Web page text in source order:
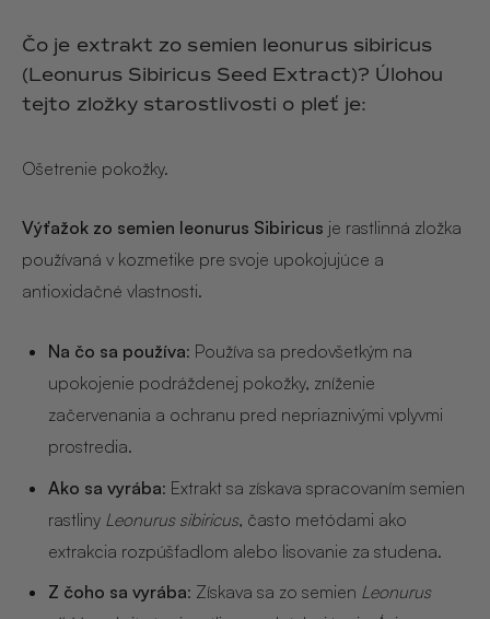
Čo je extrakt zo semien leonurus sibiricus
(Leonurus Sibiricus Seed Extract)? Úlohou
tejto zložky starostlivosti o pleť je:
Ošetrenie pokožky.
Výťažok zo semien leonurus Sibiricus je rastlinná zložka
používaná v kozmetike pre svoje upokojujúce a
antioxidačné vlastnosti.
Na čo sa používa: Používa sa predovšetkým na
upokojenie podráždenej pokožky, zníženie
začervenania a ochranu pred nepriaznivými vplyvmi
prostredia.
Ako sa vyrába: Extrakt sa získava spracovaním semien
rastliny Leonurus sibiricus, často metódami ako
extrakcia rozpúšťadlom alebo lisovanie za studena.
Z čoho sa vyrába: Získava sa zo semien Leonurus
€29,90 €24,90
MUCUMU
€24,90
MUCUMU
MUCUMU
Hair & Body Mist
L´AMOUR
MUCUMU
Hand Cream Serum
Hand Cream Serum
Nail Oil
L'AMOUR
ROUGE
CASHMERE
NOIX
ANGĒLIQUE